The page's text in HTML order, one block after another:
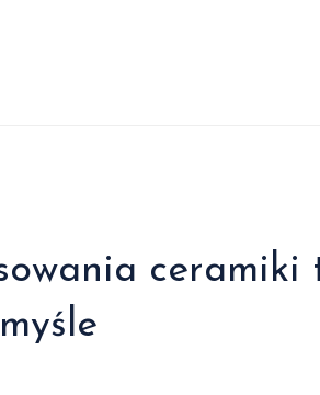
ceramiki